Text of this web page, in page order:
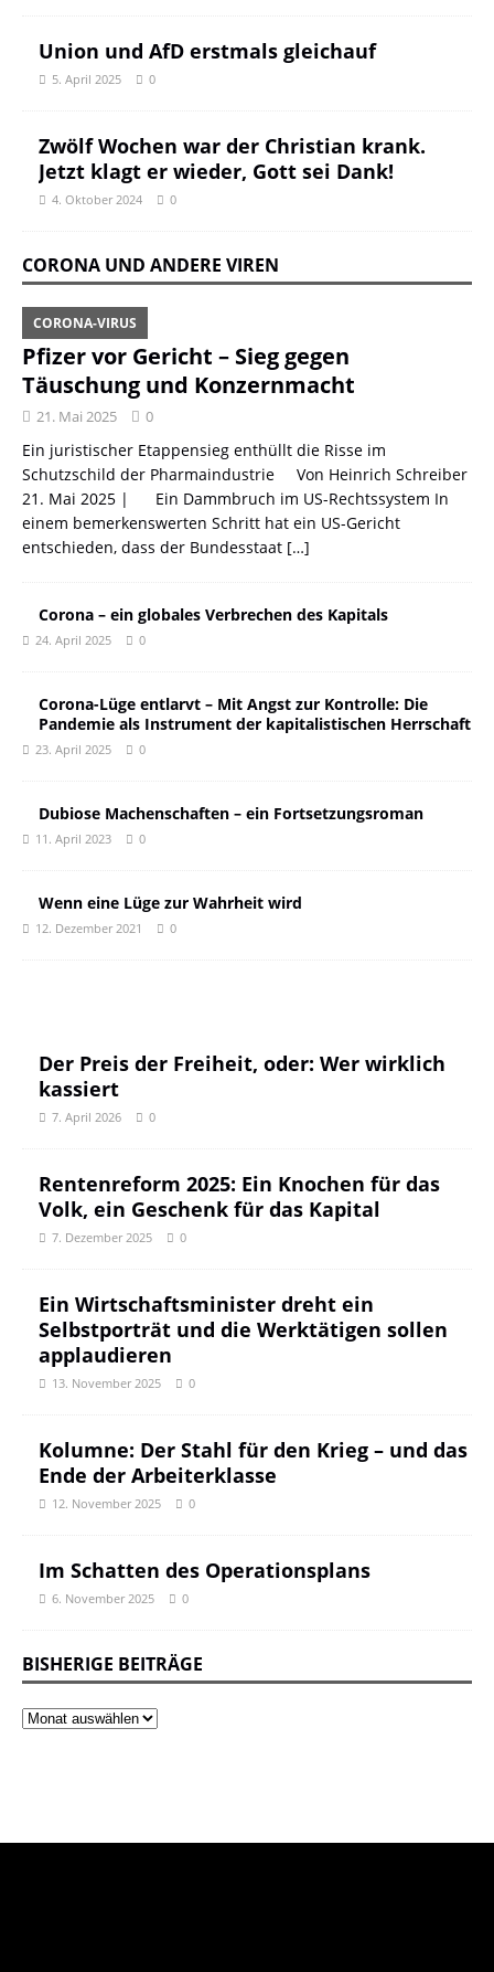
Union und AfD erstmals gleichauf
5. April 2025 0
Zwölf Wochen war der Christian krank.
Jetzt klagt er wieder, Gott sei Dank!
4. Oktober 2024 0
CORONA UND ANDERE VIREN
Pfizer vor Gericht – Sieg gegen
Täuschung und Konzernmacht
CORONA-VIRUS
21. Mai 2025 0
Ein juristischer Etappensieg enthüllt die Risse im
Schutzschild der Pharmaindustrie Von Heinrich Schreiber
21. Mai 2025 | Ein Dammbruch im US-Rechtssystem In
einem bemerkenswerten Schritt hat ein US-Gericht
entschieden, dass der Bundesstaat […]
Corona – ein globales Verbrechen des Kapitals
24. April 2025 0
Corona-Lüge entlarvt – Mit Angst zur Kontrolle: Die
Pandemie als Instrument der kapitalistischen Herrschaft
23. April 2025 0
Dubiose Machenschaften – ein Fortsetzungsroman
11. April 2023 0
Wenn eine Lüge zur Wahrheit wird
12. Dezember 2021 0
Der Preis der Freiheit, oder: Wer wirklich
kassiert
7. April 2026 0
Rentenreform 2025: Ein Knochen für das
Volk, ein Geschenk für das Kapital
7. Dezember 2025 0
Ein Wirtschaftsminister dreht ein
Selbstporträt und die Werktätigen sollen
applaudieren
13. November 2025 0
Kolumne: Der Stahl für den Krieg – und das
Ende der Arbeiterklasse
12. November 2025 0
Im Schatten des Operationsplans
6. November 2025 0
BISHERIGE BEITRÄGE